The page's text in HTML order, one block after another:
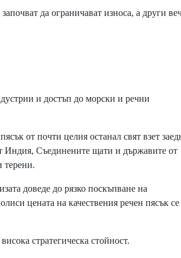
да ограничават износа, а други
и достъп до морски и речни
от почти целия останал свят взет
Индия, Съединените щати и държавите от
терени.
доведе до рязко поскъпване на
цената на качествения речен пясък се
стратегическа стойност.